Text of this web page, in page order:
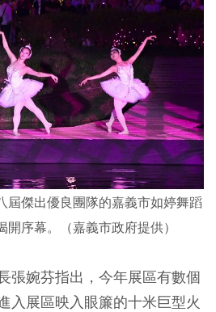
屆傑出優良團隊的嘉義市如婷舞蹈
序幕。（嘉義市政府提供）
張婉芬指出，今年展區有數個
入展區映入眼簾的十米巨型火